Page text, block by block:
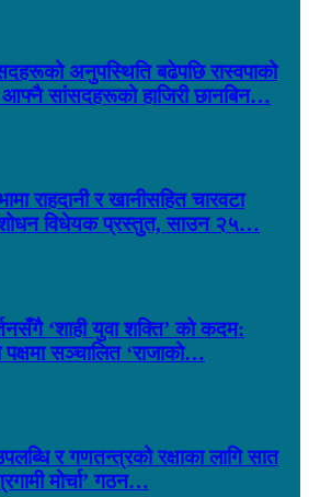
अनुपस्थिति बढेपछि रास्वपाको
सांसदहरूको हाजिरी छानबिन…
राहदानी र खानीसहित चारवटा
विधेयक प्रस्तुत, साउन २५…
‘शाही युवा शक्ति’ को कदम:
सञ्चालित ‘राजाको…
र गणतन्त्रको रक्षाका लागि सात
मोर्चा’ गठन…